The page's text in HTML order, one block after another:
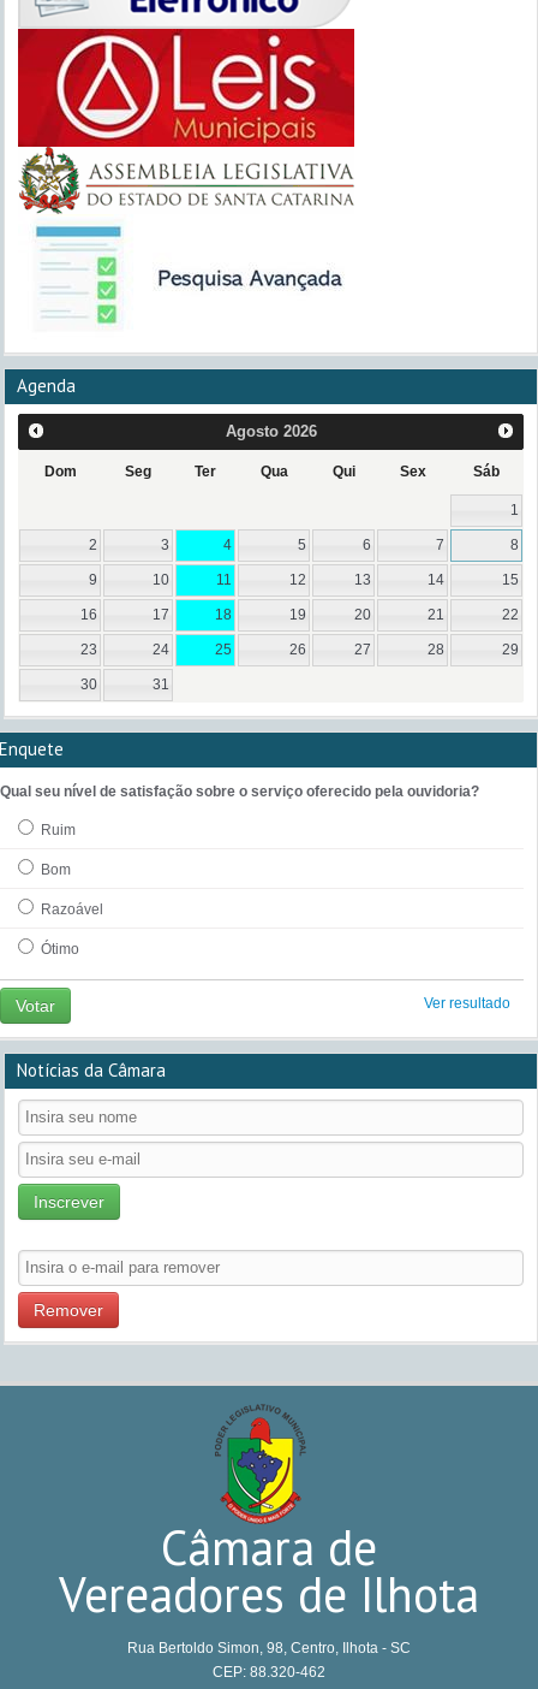
Agenda
Agosto 2026
Dom Seg Ter Qua Qui Sex Sáb
1
2 3 4 5 6 7 8
9 10 11 12 13 14 15
16 17 18 19 20 21 22
23 24 25 26 27 28 29
30 31
Enquete
Qual seu nível de satisfação sobre o serviço oferecido pela ouvidoria?
Ruim
Bom
Razoável
Ótimo
Votar Ver resultado
Notícias da Câmara
Inscrever
Remover
Câmara de
Vereadores de Ilhota
Rua Bertoldo Simon, 98, Centro, Ilhota - SC
CEP: 88.320-462